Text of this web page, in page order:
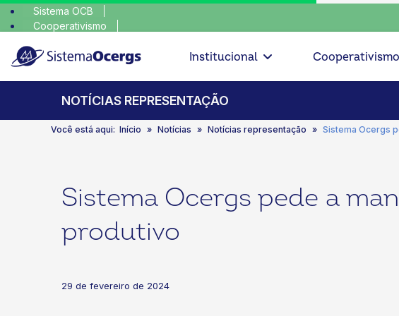
Sistema OCB
Cooperativismo
escolha consciente,
Institucional
Cooperativismo
NOTÍCIAS REPRESENTAÇÃO
Você está aqui: Início Notícias Notícias representação Sistema Ocergs
Sistema Ocergs pede a
produtivo
29 de fevereiro de 2024